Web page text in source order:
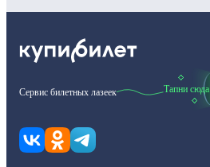
Сервис билетных лазеек Тапни сюда